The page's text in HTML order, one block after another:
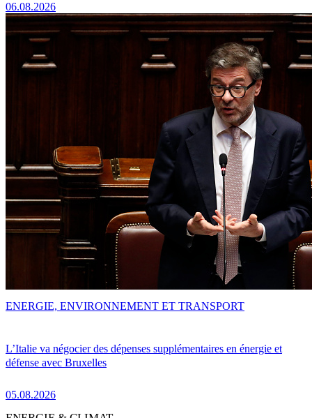
06.08.2026
L’Italie va négocier des dépenses supplémentaires en énergie et
défense avec Bruxelles
05.08.2026
ENERGIE, ENVIRONNEMENT ET TRANSPORT